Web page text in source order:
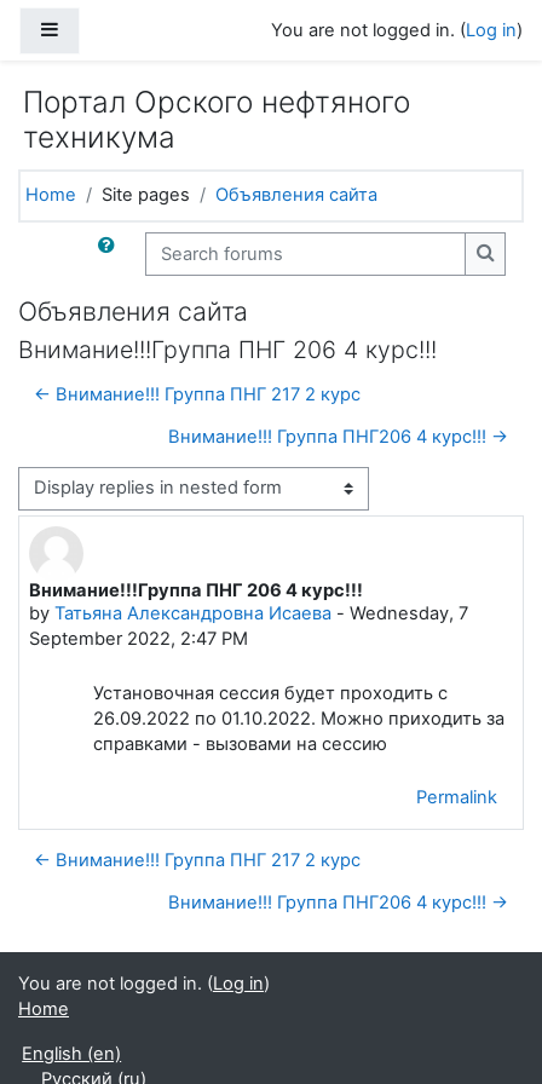
You are not logged in. (Log in)
Портал Орского нефтяного
техникума
Home Site pages Объявления сайта
Search forums
Объявления сайта
Внимание!!!Группа ПНГ 206 4 курс!!!
← Внимание!!! Группа ПНГ 217 2 курс
Внимание!!! Группа ПНГ206 4 курс!!! →
Display mode
Внимание!!!Группа ПНГ 206 4 курс!!!
by Татьяна Александровна Исаева - Wednesday, 7
September 2022, 2:47 PM
Number of replies: 0
Установочная сессия будет проходить с
26.09.2022 по 01.10.2022. Можно приходить за
справками - вызовами на сессию
Permalink
← Внимание!!! Группа ПНГ 217 2 курс
Внимание!!! Группа ПНГ206 4 курс!!! →
You are not logged in. (Log in)
Home
English ‎(en)‎
Русский ‎(ru)‎